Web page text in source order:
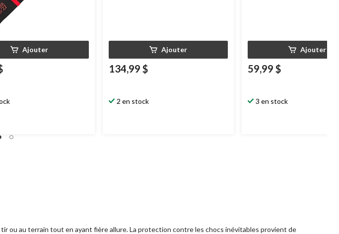
Ajouter Ajouter
134,99 $
2 en stock
Ajouter
59,99 $
3 en stock
ou au terrain tout en ayant fière allure. La protection contre les chocs inévitables provient de